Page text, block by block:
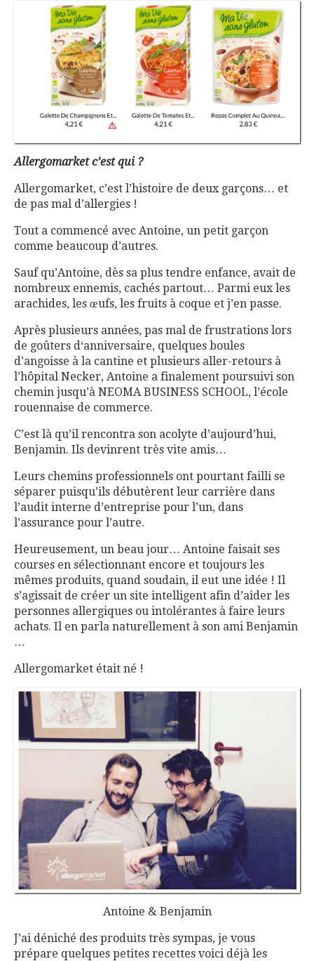
Allergomarket c’est qui ?
Allergomarket, c’est l’histoire de deux garçons… et
de pas mal d’allergies !
Tout a commencé avec Antoine, un petit garçon
comme beaucoup d’autres.
Sauf qu’Antoine, dès sa plus tendre enfance, avait de
nombreux ennemis, cachés partout… Parmi eux les
arachides, les œufs, les fruits à coque et j’en passe.
Après plusieurs années, pas mal de frustrations lors
de goûters d‘anniversaire, quelques boules
d’angoisse à la cantine et plusieurs aller-retours à
l’hôpital Necker, Antoine a finalement poursuivi son
chemin jusqu’à NEOMA BUSINESS SCHOOL, l’école
rouennaise de commerce.
C’est là qu’il rencontra son acolyte d’aujourd’hui,
Benjamin. Ils devinrent très vite amis…
Leurs chemins professionnels ont pourtant failli se
séparer puisqu’ils débutèrent leur carrière dans
l’audit interne d’entreprise pour l’un, dans
l’assurance pour l’autre.
Heureusement, un beau jour… Antoine faisait ses
courses en sélectionnant encore et toujours les
mêmes produits, quand soudain, il eut une idée ! Il
s’agissait de créer un site intelligent afin d’aider les
personnes allergiques ou intolérantes à faire leurs
achats. Il en parla naturellement à son ami Benjamin
…
Allergomarket était né !
Antoine & Benjamin
J’ai déniché des produits très sympas, je vous
prépare quelques petites recettes voici déjà les